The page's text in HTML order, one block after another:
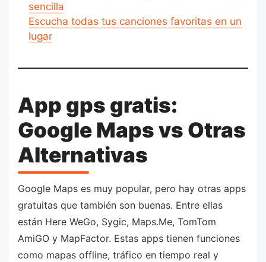
sencilla
Escucha todas tus canciones favoritas en un
lugar
App gps gratis:
Google Maps vs Otras
Alternativas
Google Maps es muy popular, pero hay otras apps
gratuitas que también son buenas. Entre ellas
están Here WeGo, Sygic, Maps.Me, TomTom
AmiGO y MapFactor. Estas apps tienen funciones
como mapas offline, tráfico en tiempo real y